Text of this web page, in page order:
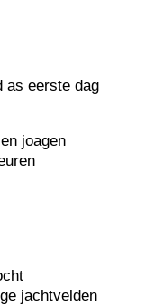
as eerste dag
joagen
jachtvelden